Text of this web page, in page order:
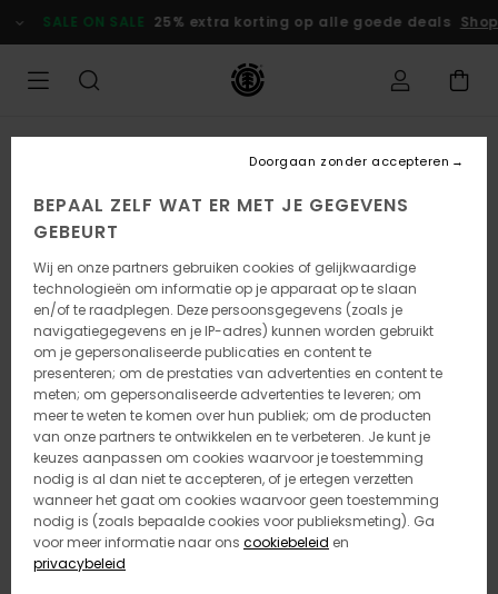
naar
Productinformatie
SALE ON SALE 25% extra korting op alle goede deals
BEPAAL ZELF WAT ER MET JE GEGEVENS
GEBEURT
Wij en onze partners gebruiken cookies of gelijkwaardige
technologieën om informatie op je apparaat op te slaan
en/of te raadplegen. Deze persoonsgegevens (zoals je
navigatiegegevens en je IP-adres) kunnen worden gebruikt
om je gepersonaliseerde publicaties en content te
presenteren; om de prestaties van advertenties en content te
meten; om gepersonaliseerde advertenties te leveren; om
meer te weten te komen over hun publiek; om de producten
van onze partners te ontwikkelen en te verbeteren. Je kunt je
keuzes aanpassen om cookies waarvoor je toestemming
nodig is al dan niet te accepteren, of je ertegen verzetten
wanneer het gaat om cookies waarvoor geen toestemming
nodig is (zoals bepaalde cookies voor publieksmeting). Ga
voor meer informatie naar ons cookiebeleid en
privacybeleid
Doorgaan zonder accepteren